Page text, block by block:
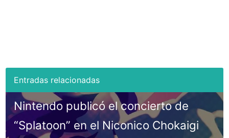
Nintendo publicó el concierto de
“Splatoon” en el Niconico Chokaigi